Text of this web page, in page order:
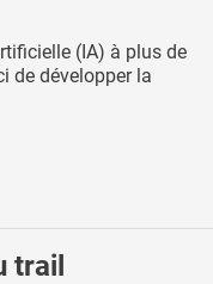
(IA) à plus de
de développer la
trail